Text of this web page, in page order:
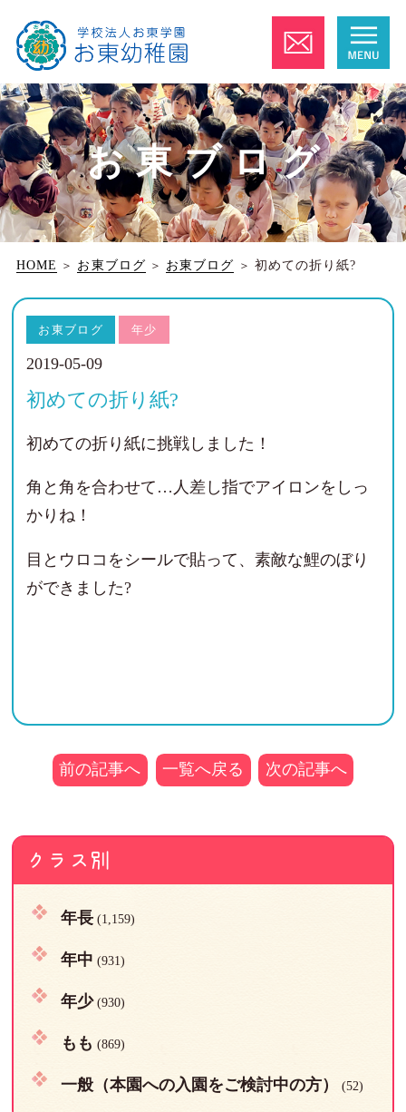
お東ブログ
HOME ＞ お東ブログ ＞ お東ブログ ＞ 初めての折り紙?
お東ブログ 年少
2019-05-09
初めての折り紙?
初めての折り紙に挑戦しました！
角と角を合わせて…人差し指でアイロンをしっ
かりね！
目とウロコをシールで貼って、素敵な鯉のぼり
ができました?
前の記事へ 一覧へ戻る 次の記事へ
クラス別
年長(1,159)
年中 (931)
年少(930)
もも (869)
一般（本園への入園をご検討中の方） (52)